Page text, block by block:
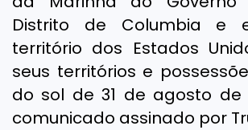
Distrito de Columbia e
território dos Estados
seus territórios e
do sol de 31 de agosto de
comunicado assinado por